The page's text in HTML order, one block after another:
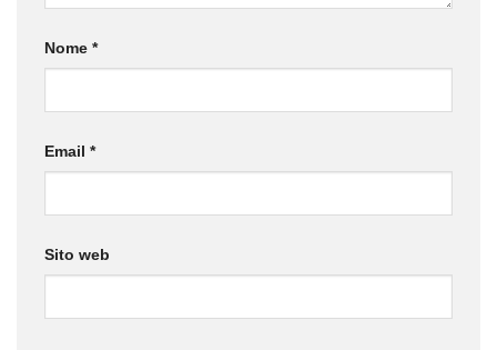
Nome *
Email *
Sito web